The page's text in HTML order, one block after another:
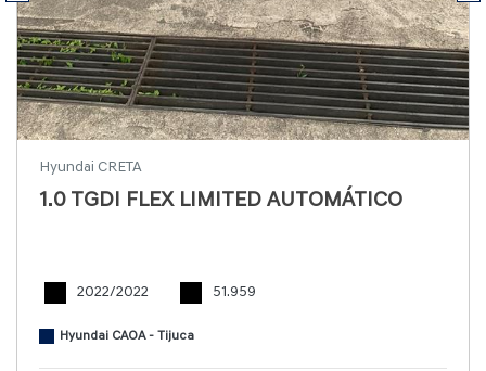
Hyundai CRETA
1.0 TGDI FLEX LIMITED AUTOMÁTICO
2022/2022 51.959
Hyundai CAOA - Tijuca